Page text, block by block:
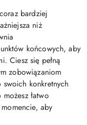
bardziej
niż
końcowych, aby
Ciesz się pełną
zobowiązaniom
konkretnych
łatwo
aby